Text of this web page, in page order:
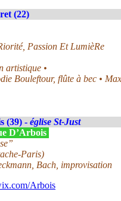
(22)
Passion Et LumièRe
artistique •
Bouleftour, flûte à bec •
(39) - église St-Just
D’Arbois
Paris)
Bach, improvisation
Arbois